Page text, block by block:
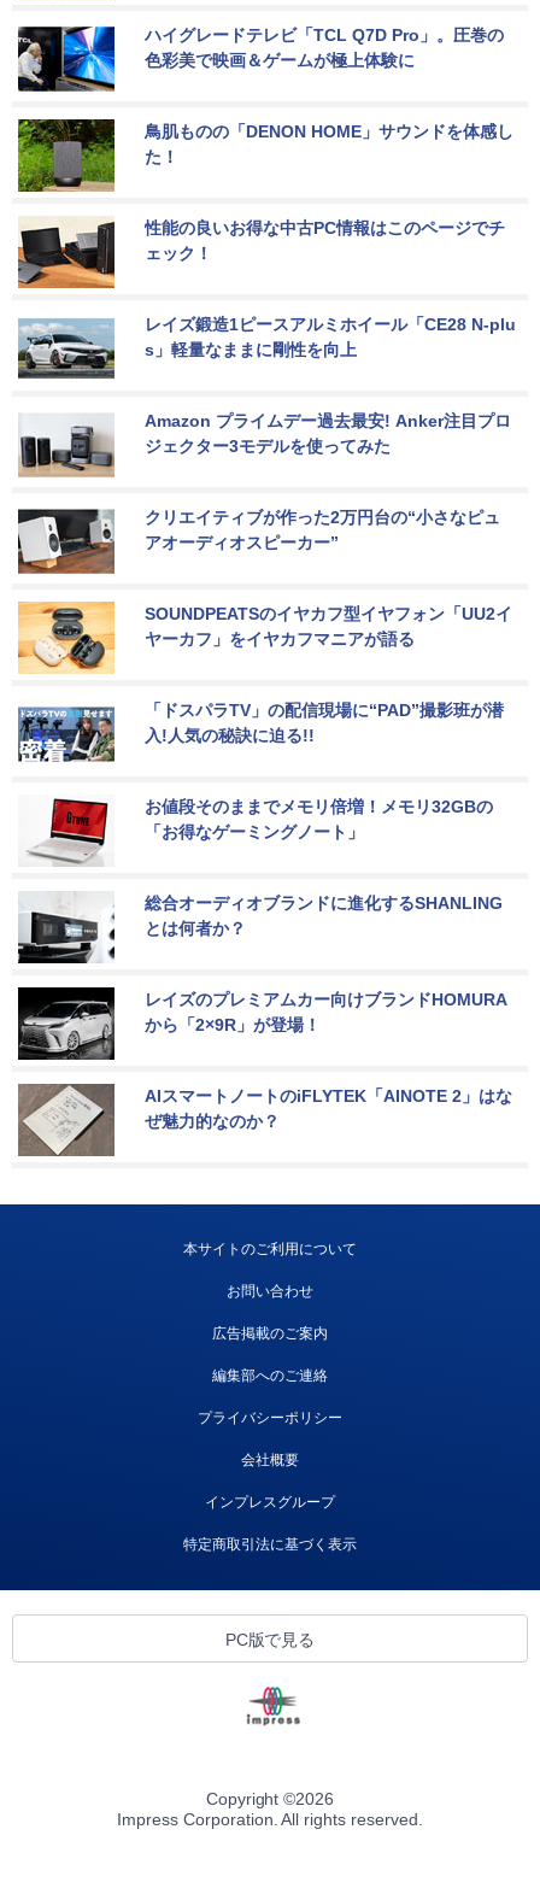
ハイグレードテレビ「TCL Q7D Pro」。圧巻の
色彩美で映画＆ゲームが極上体験に
鳥肌ものの「DENON HOME」サウンドを体感し
た！
性能の良いお得な中古PC情報はこのページでチ
ェック！
レイズ鍛造1ピースアルミホイール「CE28 N-plu
s」軽量なままに剛性を向上
Amazon プライムデー過去最安! Anker注目プロ
ジェクター3モデルを使ってみた
クリエイティブが作った2万円台の“小さなピュ
アオーディオスピーカー”
SOUNDPEATSのイヤカフ型イヤフォン「UU2イ
ヤーカフ」をイヤカフマニアが語る
「ドスパラTV」の配信現場に“PAD”撮影班が潜
入!人気の秘訣に迫る!!
お値段そのままでメモリ倍増！メモリ32GBの
「お得なゲーミングノート」
総合オーディオブランドに進化するSHANLING
とは何者か？
レイズのプレミアムカー向けブランドHOMURA
から「2×9R」が登場！
AIスマートノートのiFLYTEK「AINOTE 2」はな
ぜ魅力的なのか？
本サイトのご利用について
お問い合わせ
広告掲載のご案内
編集部へのご連絡
プライバシーポリシー
会社概要
インプレスグループ
特定商取引法に基づく表示
PC版で見る
Copyright ©2026
Impress Corporation. All rights reserved.